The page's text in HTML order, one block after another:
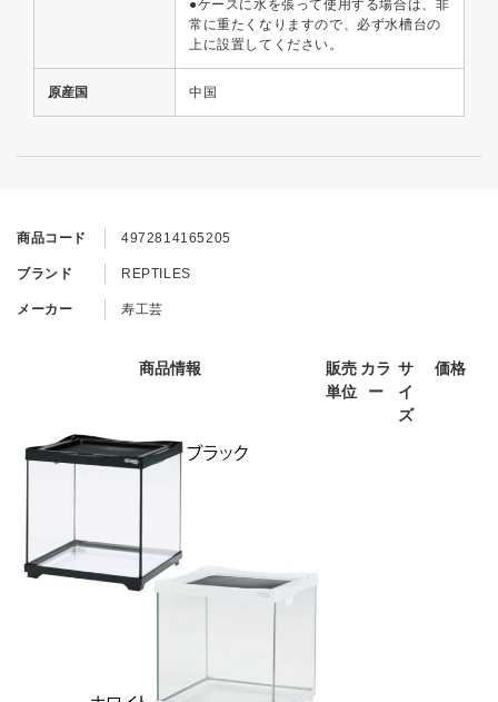
商品コード 4972814165205
ブランド REPTILES
メーカー 寿工芸
商品情報
販売
単位
カラ
ー
サ
イ
ズ
価格
●ケースに水を張って使用する場合は、非
常に重たくなりますので、必ず水槽台の
上に設置してください。
原産国 中国